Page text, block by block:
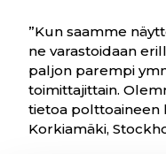
”Kun saamme
ne varastoidaan
paljon parempi
toimittajittain.
tietoa polttoaineen
Korkiamäki,